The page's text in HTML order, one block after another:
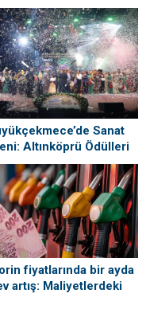
Sanat
Altınköprü Ödülleri
Sahiplerini Buldu!
fiyatlarında bir ayda
artış: Maliyetlerdeki